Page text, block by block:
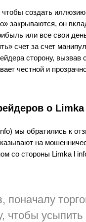
создать
закрываются, он
или все свои
счет за счет
сторону,
честной и
о
мы обратились к
на
со стороны Limka l
усыпить